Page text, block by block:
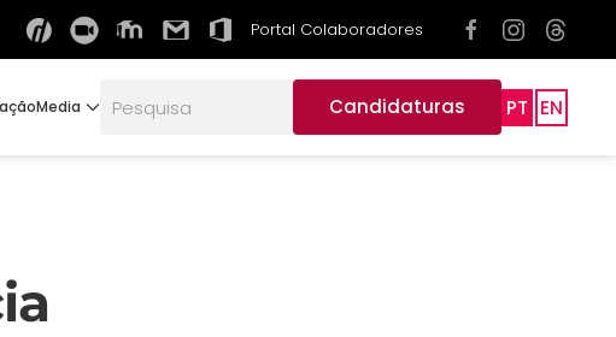
Portal Colaboradores
Media Candidaturas PT EN